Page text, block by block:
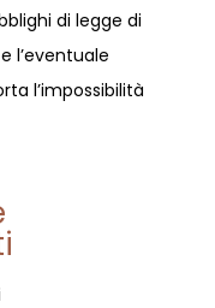
di legge di
l’eventuale
l’impossibilità